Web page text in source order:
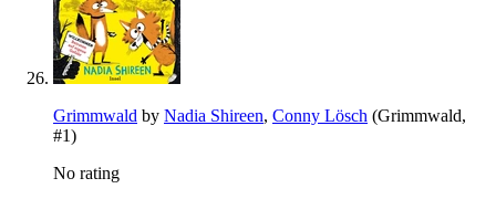
Grimmwald by Nadia Shireen, Conny Lösch (Grimmwald,
#1)
No rating